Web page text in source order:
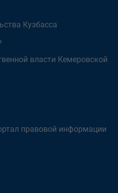
Кузбасса
власти Кемеровской
правовой информации